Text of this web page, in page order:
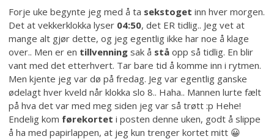
Forje uke begynte jeg med å ta sekstoget inn hver morgen.
Det at vekkerklokka lyser 04:50, det ER tidlig.. Jeg vet at
mange alt gjør dette, og jeg egentlig ikke har noe å klage
over.. Men er en tillvenning sak å stå opp så tidlig. En blir
vant med det etterhvert. Tar bare tid å komme inn i rytmen.
Men kjente jeg var dø på fredag. Jeg var egentlig ganske
ødelagt hver kveld når klokka slo 8.. Haha.. Mannen lurte fælt
på hva det var med meg siden jeg var så trøtt :p Hehe!
Endelig kom førekortet i posten denne uken, godt å slippe
å ha med papirlappen, at jeg kun trenger kortet mitt 😀